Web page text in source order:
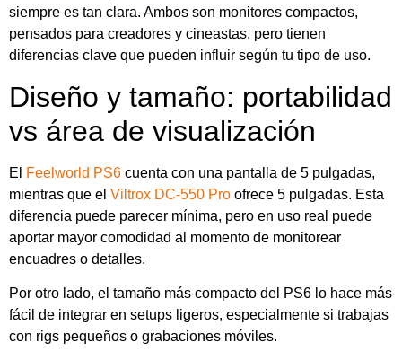
siempre es tan clara. Ambos son monitores compactos,
pensados para creadores y cineastas, pero tienen
diferencias clave que pueden influir según tu tipo de uso.
Diseño y tamaño: portabilidad
vs área de visualización
El Feelworld PS6 cuenta con una pantalla de 5 pulgadas,
mientras que el Viltrox DC-550 Pro ofrece 5 pulgadas. Esta
diferencia puede parecer mínima, pero en uso real puede
aportar mayor comodidad al momento de monitorear
encuadres o detalles.
Por otro lado, el tamaño más compacto del PS6 lo hace más
fácil de integrar en setups ligeros, especialmente si trabajas
con rigs pequeños o grabaciones móviles.